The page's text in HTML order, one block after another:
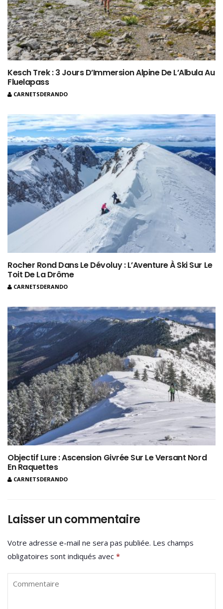
Kesch Trek : 3 Jours D’Immersion Alpine De L’Albula Au
Fluelapass
CARNETSDERANDO
Rocher Rond Dans Le Dévoluy : L’Aventure À Ski Sur Le
Toit De La Drôme
CARNETSDERANDO
Objectif Lure : Ascension Givrée Sur Le Versant Nord
En Raquettes
CARNETSDERANDO
Laisser un commentaire
Votre adresse e-mail ne sera pas publiée. Les champs
obligatoires sont indiqués avec *